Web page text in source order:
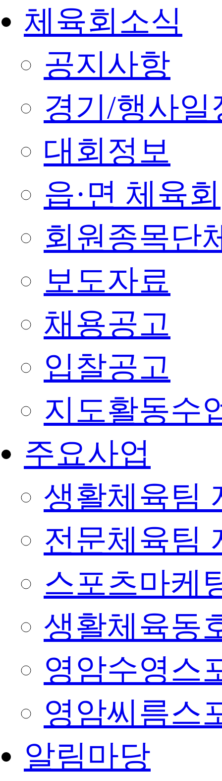
체육회소식
공지사항
경기/행사일
대회정보
읍·면 체육회
회원종목단
보도자료
채용공고
입찰공고
지도활동수
주요사업
생활체육팀
전문체육팀
스포츠마케
생활체육동
영암수영스
영암씨름스
알림마당